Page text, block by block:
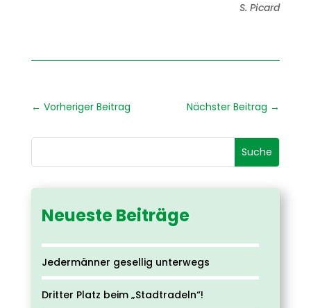
S. Picard
← Vorheriger Beitrag Nächster Beitrag →
Neueste Beiträge
Jedermänner gesellig unterwegs
Dritter Platz beim „Stadtradeln“!